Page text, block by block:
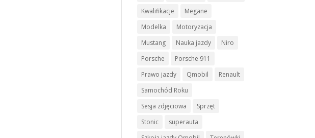
Kwalifikacje
Megane
Modelka
Motoryzacja
Mustang
Nauka jazdy
Niro
Porsche
Porsche 911
Prawo jazdy
Qmobil
Renault
Samochód Roku
Sesja zdjęciowa
Sprzęt
Stonic
superauta